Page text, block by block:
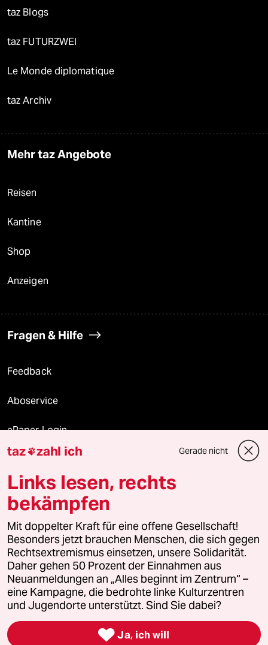
taz Blogs
taz FUTURZWEI
Le Monde diplomatique
taz Archiv
Mehr taz Angebote
Reisen
Kantine
Shop
Anzeigen
Fragen & Hilfe
Feedback
Aboservice
ePaper Login
Downloads für Abonnierende
© 2026 taz Verlags und Vertriebs GmbH
Alle Rechte vorbehalten. Bei rechtlichen Fragen oder für Genehmigungen
wenden Sie sich bitte an
lizenzen@taz.de
Feedback Redaktionsstatut Kommune-Richtlinien
Leitlinie Informant Datenschutz Impressum AGB
Seitenwende Einwilligungen widerrufen (Ads)
taz zahl ich Gerade nicht
Links lesen, rechts
bekämpfen
Mit doppelter Kraft für eine offene Gesellschaft!
Besonders jetzt brauchen Menschen, die sich gegen
Rechtsextremismus einsetzen, unsere Solidarität.
Daher gehen 50 Prozent der Einnahmen aus
Neuanmeldungen an „Alles beginnt im Zentrum“ –
eine Kampagne, die bedrohte linke Kulturzentren
und Jugendorte unterstützt. Sind Sie dabei?
 Ja, ich will